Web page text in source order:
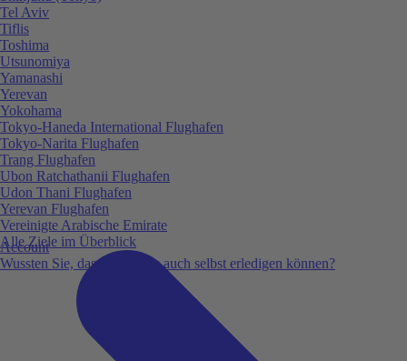
Account
Wussten Sie, dass Sie vieles auch selbst erledigen können?
Tel Aviv
Tiflis
Toshima
Utsunomiya
Yamanashi
Yerevan
Yokohama
Tokyo-Haneda International Flughafen
Tokyo-Narita Flughafen
Trang Flughafen
Ubon Ratchathanii Flughafen
Udon Thani Flughafen
Yerevan Flughafen
Vereinigte Arabische Emirate
Alle Ziele im Überblick